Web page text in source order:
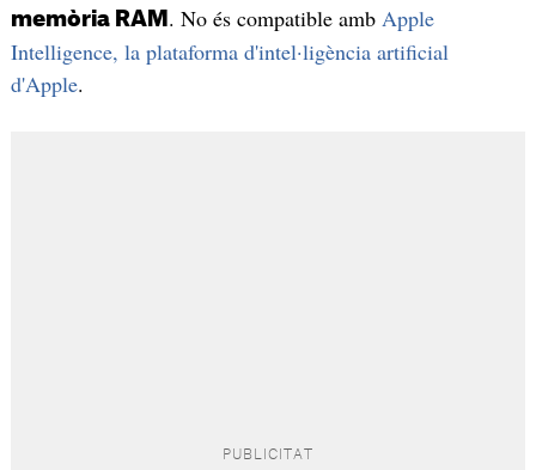
memòria RAM . No és compatible amb Apple
Intelligence, la plataforma d'intel·ligència artificial
d'Apple.